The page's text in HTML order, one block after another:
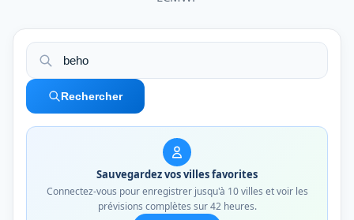
Rechercher
Sauvegardez vos villes favorites
Connectez-vous pour enregistrer jusqu'à 10 villes et voir les
prévisions complètes sur 42 heures.